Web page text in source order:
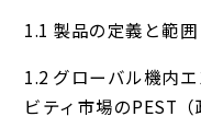
1.1 製品の定義と範囲
1.2 グローバル機内
ビティ市場のPEST